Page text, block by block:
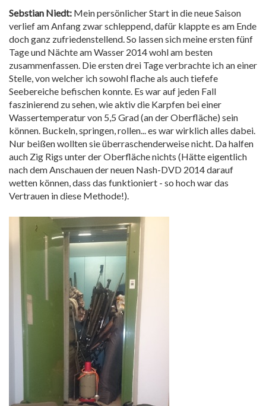
Sebstian Niedt: Mein persönlicher Start in die neue Saison
verlief am Anfang zwar schleppend, dafür klappte es am Ende
doch ganz zufriedenstellend. So lassen sich meine ersten fünf
Tage und Nächte am Wasser 2014 wohl am besten
zusammenfassen. Die ersten drei Tage verbrachte ich an einer
Stelle, von welcher ich sowohl flache als auch tiefefe
Seebereiche befischen konnte. Es war auf jeden Fall
faszinierend zu sehen, wie aktiv die Karpfen bei einer
Wassertemperatur von 5,5 Grad (an der Oberfläche) sein
können. Buckeln, springen, rollen... es war wirklich alles dabei.
Nur beißen wollten sie überraschenderweise nicht. Da halfen
auch Zig Rigs unter der Oberfläche nichts (Hätte eigentlich
nach dem Anschauen der neuen Nash-DVD 2014 darauf
wetten können, dass das funktioniert - so hoch war das
Vertrauen in diese Methode!).